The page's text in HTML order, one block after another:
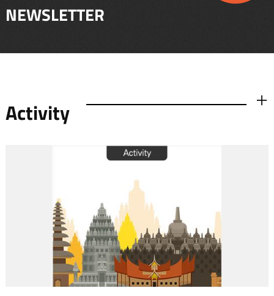
NEWSLETTER
Activity 더보기